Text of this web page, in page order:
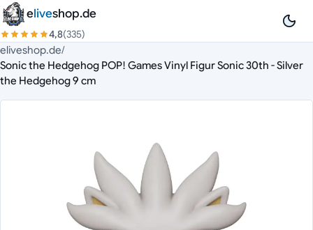
Zum Inhalt springen
eliveshop.de
4,8(335)
eliveshop.de/
Sonic the Hedgehog POP! Games Vinyl Figur Sonic 30th - Silver
the Hedgehog 9 cm